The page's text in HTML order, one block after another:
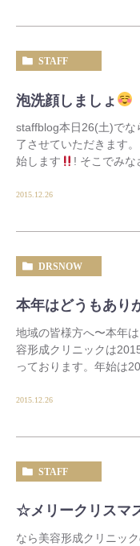
STAFF
泡洗顔しましょ
staffblog本日26(土)でな
了させていただきます
始します
! そこでみな
2015.12.26
DRSNOW
本年はどうもあり
地域の皆様方へ〜本年
容形成クリニックは
っております。年始は
2015.12.26
STAFF
☆メリークリスマ
なら美容形成クリニッ